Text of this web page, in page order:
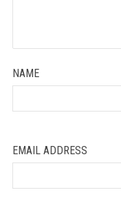
NAME
EMAIL ADDRESS